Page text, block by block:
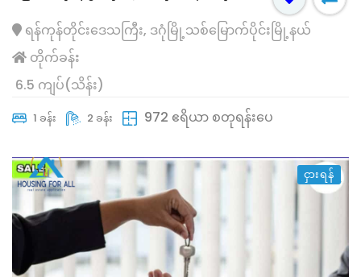
ရန်ကုန်တိုင်းဒေသကြီး, ဒဂုံမြို့သစ်မြောက်ပိုင်းမြို့နယ်
တိုက်ခန်း
6.5 ကျပ်(သိန်း)
1 ခန်း 2 ခန်း 972 ဧရိယာ စတုရန်းပေ
ငှားရန်